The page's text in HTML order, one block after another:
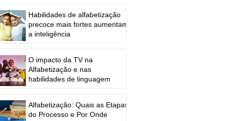
Habilidades de alfabetização
precoce mais fortes aumentam
a inteligência
O impacto da TV na
Alfabetização e nas
habilidades de linguagem
Alfabetização: Quais as Etapas
do Processo e Por Onde